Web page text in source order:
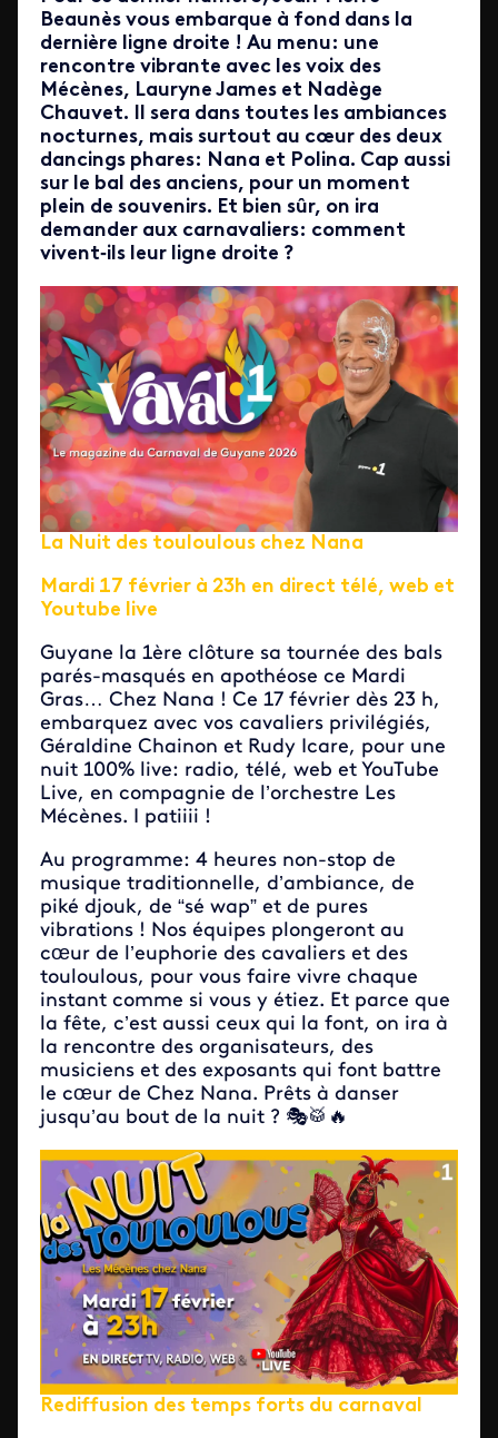
Beaunès vous embarque à fond dans la
dernière ligne droite ! Au menu: une
rencontre vibrante avec les voix des
Mécènes, Lauryne James et Nadège
Chauvet. Il sera dans toutes les ambiances
nocturnes, mais surtout au cœur des deux
dancings phares: Nana et Polina. Cap aussi
sur le bal des anciens, pour un moment
plein de souvenirs. Et bien sûr, on ira
demander aux carnavaliers: comment
vivent‑ils leur ligne droite ?
La Nuit des touloulous chez Nana
Mardi 17 février à 23h en direct télé, web et
Youtube live
Guyane la 1ère clôture sa tournée des bals
parés-masqués en apothéose ce Mardi
Gras… Chez Nana ! Ce 17 février dès 23 h,
embarquez avec vos cavaliers privilégiés,
Géraldine Chainon et Rudy Icare, pour une
nuit 100% live: radio, télé, web et YouTube
Live, en compagnie de l’orchestre Les
Mécènes. I patiiii !
Au programme: 4 heures non-stop de
musique traditionnelle, d’ambiance, de
piké djouk, de “sé wap” et de pures
vibrations ! Nos équipes plongeront au
cœur de l’euphorie des cavaliers et des
touloulous, pour vous faire vivre chaque
instant comme si vous y étiez. Et parce que
la fête, c’est aussi ceux qui la font, on ira à
la rencontre des organisateurs, des
musiciens et des exposants qui font battre
le cœur de Chez Nana. Prêts à danser
jusqu’au bout de la nuit ? 🎭🥁🔥
Rediffusion des temps forts du carnaval